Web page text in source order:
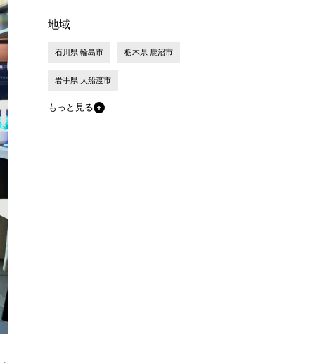
地域
石川県 輪島市 栃木県 鹿沼市
岩手県 大船渡市
もっと見る